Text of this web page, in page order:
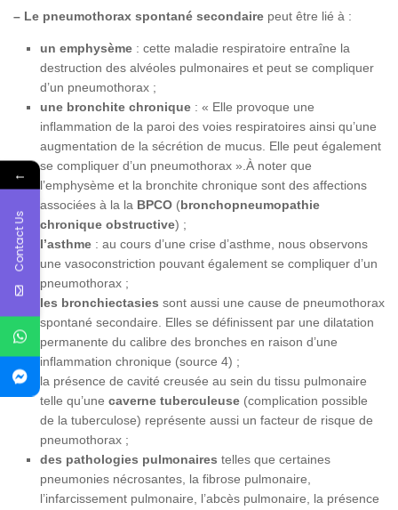
– Le pneumothorax spontané secondaire peut être lié à :
un emphysème : cette maladie respiratoire entraîne la
destruction des alvéoles pulmonaires et peut se compliquer
d’un pneumothorax ;
une bronchite chronique : « Elle provoque une
inflammation de la paroi des voies respiratoires ainsi qu’une
augmentation de la sécrétion de mucus. Elle peut également
se compliquer d’un pneumothorax ».À noter que
l’emphysème et la bronchite chronique sont des affections
associées à la la BPCO (bronchopneumopathie
chronique obstructive) ;
l’asthme : au cours d’une crise d’asthme, nous observons
une vasoconstriction pouvant également se compliquer d’un
pneumothorax ;
les bronchiectasies sont aussi une cause de pneumothorax
spontané secondaire. Elles se définissent par une dilatation
permanente du calibre des bronches en raison d’une
inflammation chronique (source 4) ;
la présence de cavité creusée au sein du tissu pulmonaire
telle qu’une caverne tuberculeuse (complication possible
de la tuberculose) représente aussi un facteur de risque de
pneumothorax ;
des pathologies pulmonaires telles que certaines
pneumonies nécrosantes, la fibrose pulmonaire,
l’infarcissement pulmonaire, l’abcès pulmonaire, la présence
←
Contact Us